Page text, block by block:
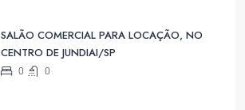
SALÃO COMERCIAL PARA LOCAÇÃO, NO
CENTRO DE JUNDIAI/SP
0 0